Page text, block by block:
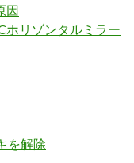
因
ホリゾンタルミラー
を解除